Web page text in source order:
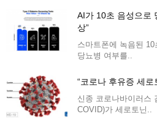
AI가 10초 음성으로
상”
스마트폰에 녹음된
당뇨병 여부를..
“코로나 후유증 세
신종 코로나바이러스
COVID)가 세로토닌..